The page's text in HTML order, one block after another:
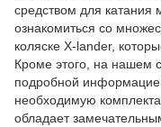
средством для
ознакомиться со
коляске X-lander,
Кроме этого, на нашем
подробной
необходимую
обладает